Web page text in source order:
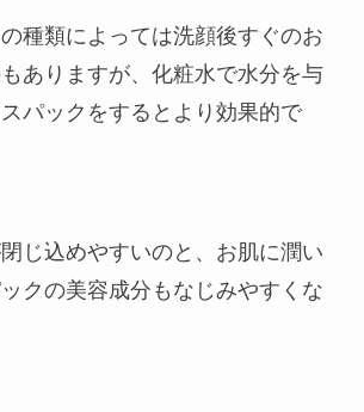
種類によっては洗顔後すぐのお
ありますが、化粧水で水分を与
パックをするとより効果的で
じ込めやすいのと、お肌に潤い
クの美容成分もなじみやすくな